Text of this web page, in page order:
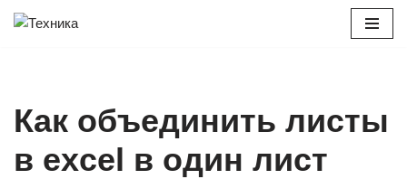
Как объединить листы
в excel в один лист